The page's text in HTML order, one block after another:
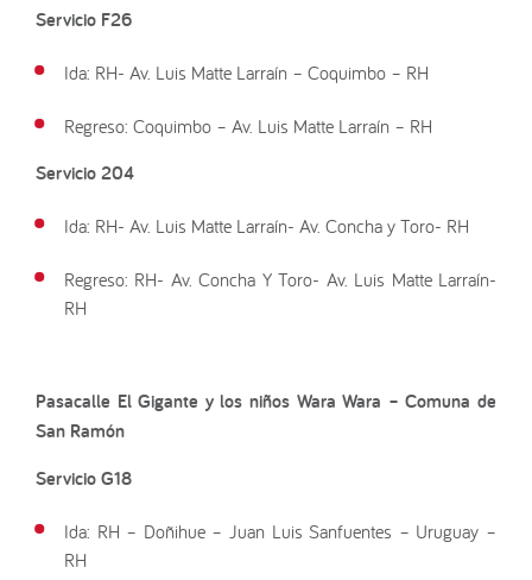
Servicio F26
Ida: RH- Av. Luis Matte Larraín – Coquimbo – RH
Regreso: Coquimbo – Av. Luis Matte Larraín – RH
Servicio 204
Ida: RH- Av. Luis Matte Larraín- Av. Concha y Toro- RH
Regreso: RH- Av. Concha Y Toro- Av. Luis Matte Larraín-
RH
Pasacalle El Gigante y los niños Wara Wara –Comuna de
San Ramón
Servicio G18
Ida: RH – Doñihue – Juan Luis Sanfuentes – Uruguay –
RH